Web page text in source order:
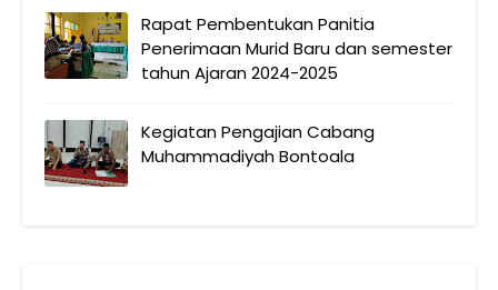
Rapat Pembentukan Panitia
Penerimaan Murid Baru dan semester
tahun Ajaran 2024-2025
Kegiatan Pengajian Cabang
Muhammadiyah Bontoala